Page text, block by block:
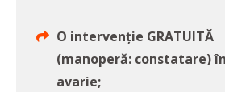
O intervenție GRATUITĂ
(manoperă: constatare)
avarie;